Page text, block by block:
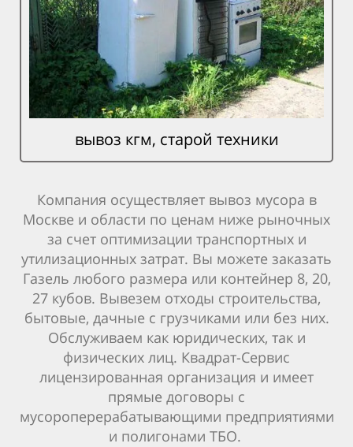
вывоз кгм, старой техники
Компания осуществляет вывоз мусора в
Москве и области по ценам ниже рыночных
за счет оптимизации транспортных и
утилизационных затрат. Вы можете заказать
Газель любого размера или контейнер 8, 20,
27 кубов. Вывезем отходы строительства,
бытовые, дачные с грузчиками или без них.
Обслуживаем как юридических, так и
физических лиц. Квадрат-Сервис
лицензированная организация и имеет
прямые договоры с
мусороперерабатывающими предприятиями
и полигонами ТБО.